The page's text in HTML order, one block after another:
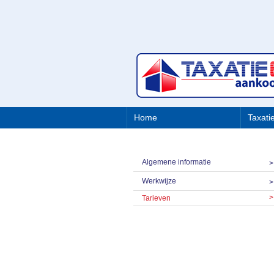
Home
Algemene informatie
Werkwijze
Tarieven